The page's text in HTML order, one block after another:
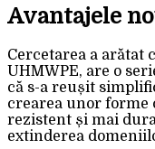
Avantajele
Cercetarea a arătat
UHMWPE, are o
că s-a reușit
crearea unor forme
rezistent și mai
extinderea